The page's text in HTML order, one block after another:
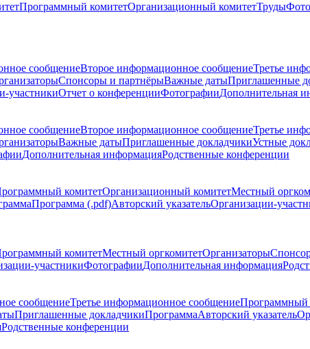
Программный комитетОрганизационный комитетТруды
сообщениеВторое информационное сообщениеТретье
Спонсоры и партнёрыВажные датыПриглашенные
участникиОтчет о конференцииФотографииДополнительная
сообщениеВторое информационное сообщениеТретье
Важные датыПриглашенные докладчикиУстные
Дополнительная информацияРодственные конференции
комитетОрганизационный комитетМестный
Программа (.pdf)Авторский указательОрганизации-
комитетМестный оргкомитетОрганизаторы
участникиФотографииДополнительная информация
сообщениеТретье информационное сообщениеПрограммный
Приглашенные докладчикиПрограммаАвторский указатель
Родственные конференции